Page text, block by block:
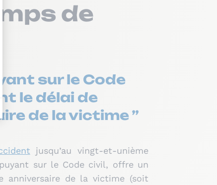
de
sur le Code
le délai de
de la victime ”
jusqu’au vingt-et-unième
sur le Code civil, offre un
anniversaire de la victime (soit